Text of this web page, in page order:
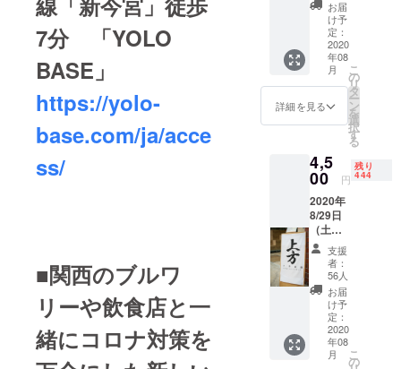
7分 「YOLO
BASE」
https://yolo-
base.com/ja/acce
ss/
■関西のブルワ
リーや飲食店と一
緒にコロナ対策を
食べ物は持
ち込み自由
にしていま
す。近隣の
商店街やお
店でアテを
下さい！地
元全体が盛
り上がるよ
うな活動に
取り組んで
います。
普段では難
しい"銭湯の
中"で想い出
に残る写真
撮影や体験
オリジ
ナル
「銭湯
ビア
ホールT
シャ
ツ」を
クラウ
ドファ
ングで
先行リ
リー
ス！！
イベン
ト当日
このT
シャツ
を着用
してく
ださっ
ている
方にお
集まり
頂き、
お届
け予
定：
2020
年08
月
詳細を見る
こ
の
リ
タ
ー
ン
を
選
択
す
る
4,5
00 円
残り
444
2020年
8/29日
（土
曜）に
開催を
予定し
ていま
す 『第
一回上
方ビー
ル祭』
の”入浴
支援
者：
56人
お届
け予
定：
2020
年08
月
こ
の